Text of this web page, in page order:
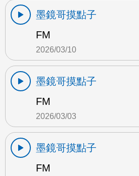
墨鏡哥摸點子
FM
2026/03/10
墨鏡哥摸點子
FM
2026/03/03
墨鏡哥摸點子
FM